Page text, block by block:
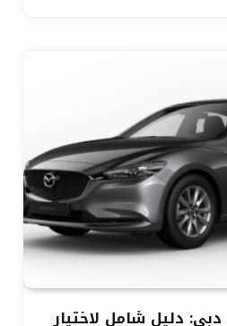
دليل شامل لاختيار